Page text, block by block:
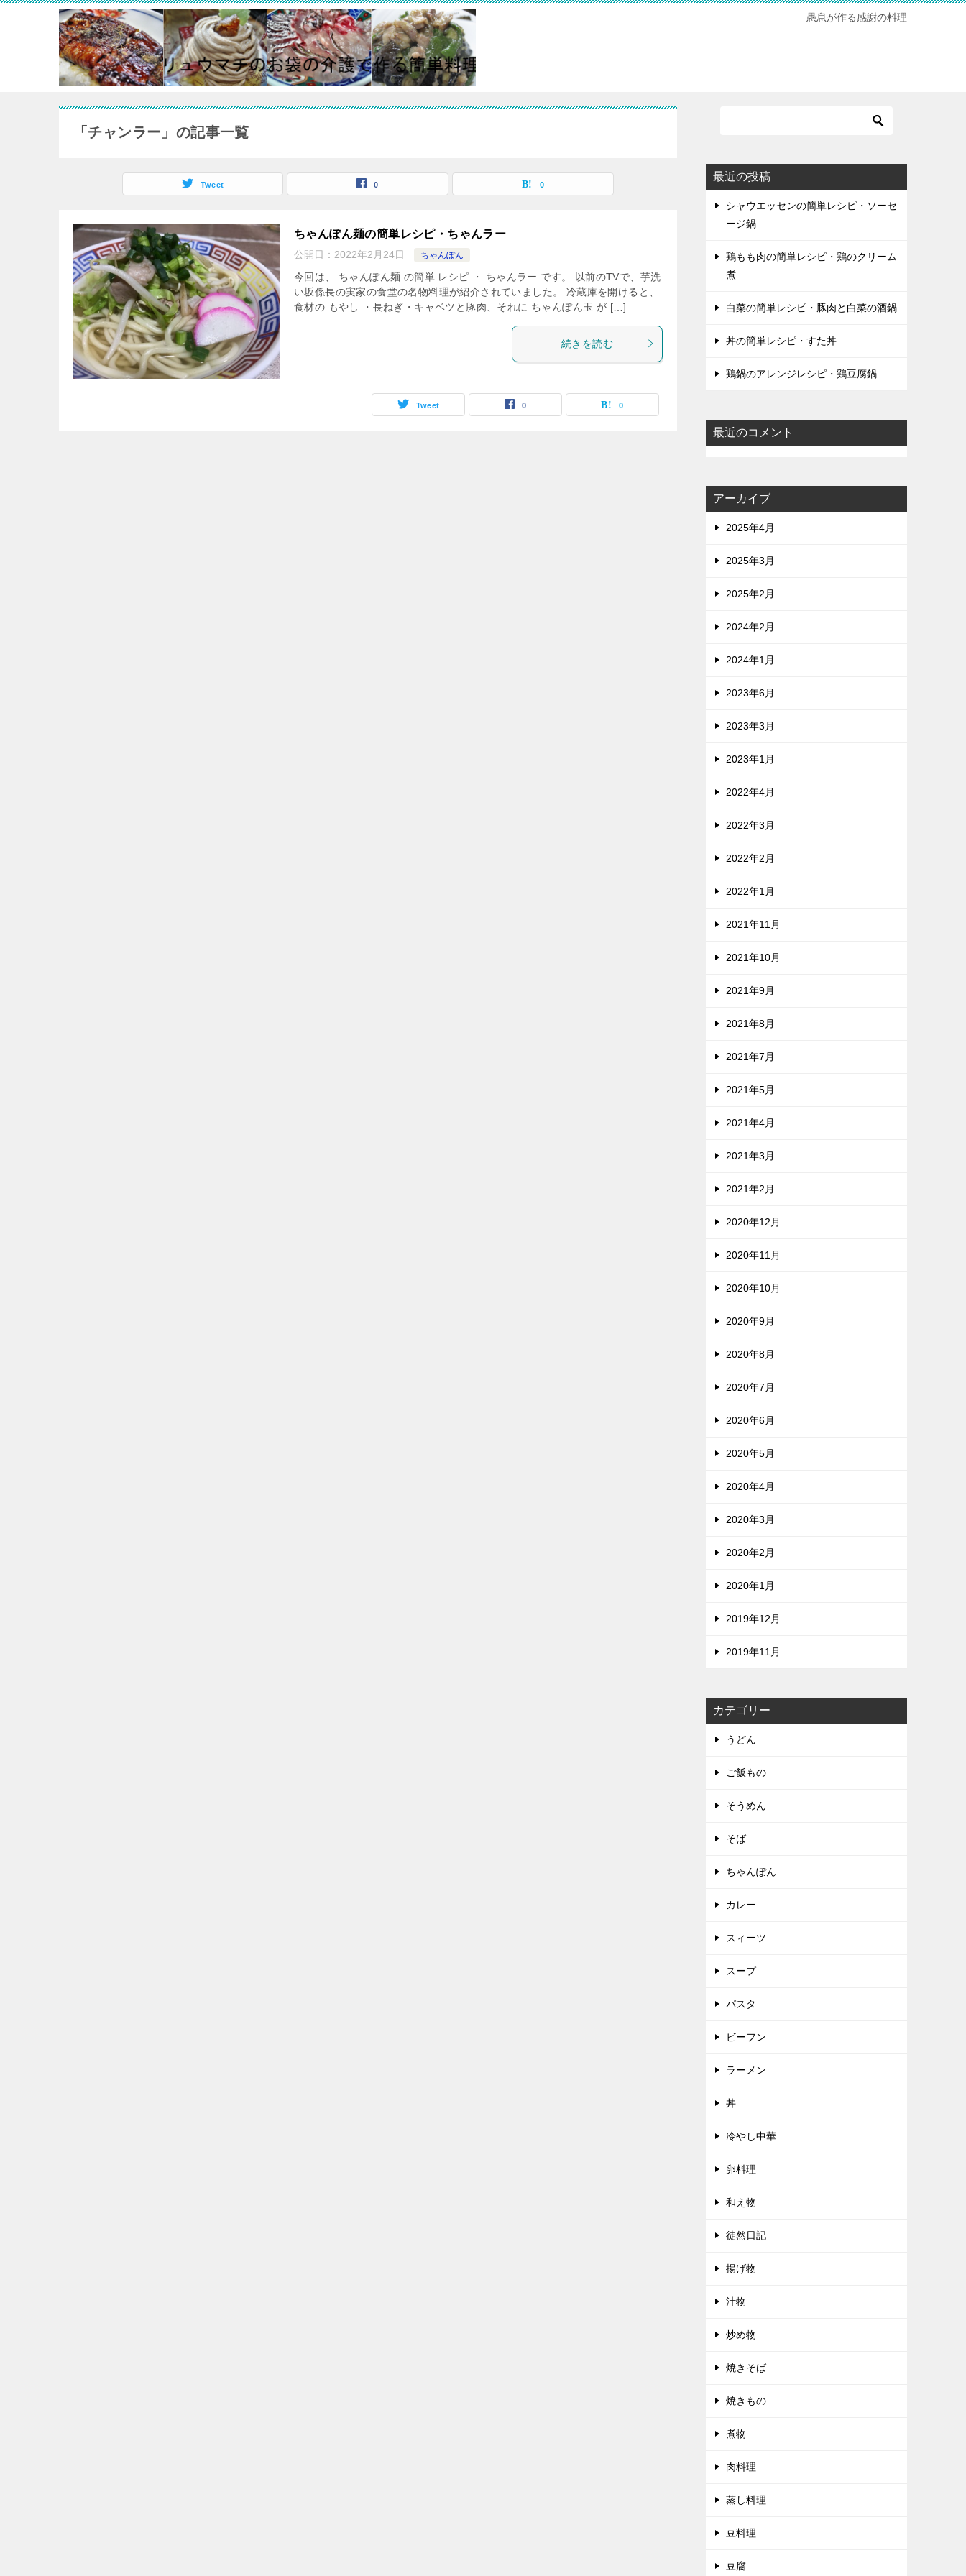
愚息が作る感謝の料理
「チャンラー」の記事一覧
Tweet 0 0
ちゃんぽん麺の簡単レシピ・ちゃんラー
公開日： 2022年2月24日 ちゃんぽん
今回は、 ちゃんぽん麺 の簡単 レシピ ・ ちゃんラー です。 以前のTVで、芋洗
い坂係長の実家の食堂の名物料理が紹介されていました。 冷蔵庫を開けると、
食材の もやし ・長ねぎ・キャベツと豚肉、それに ちゃんぽん玉 が […]
続きを読む
Tweet 0 0
最近の投稿
シャウエッセンの簡単レシピ・ソーセ
ージ鍋
鶏もも肉の簡単レシピ・鶏のクリーム
煮
白菜の簡単レシピ・豚肉と白菜の酒鍋
丼の簡単レシピ・すた丼
鶏鍋のアレンジレシピ・鶏豆腐鍋
最近のコメント
アーカイブ
2025年4月
2025年3月
2025年2月
2024年2月
2024年1月
2023年6月
2023年3月
2023年1月
2022年4月
2022年3月
2022年2月
2022年1月
2021年11月
2021年10月
2021年9月
2021年8月
2021年7月
2021年5月
2021年4月
2021年3月
2021年2月
2020年12月
2020年11月
2020年10月
2020年9月
2020年8月
2020年7月
2020年6月
2020年5月
2020年4月
2020年3月
2020年2月
2020年1月
2019年12月
2019年11月
カテゴリー
うどん
ご飯もの
そうめん
そば
ちゃんぽん
カレー
スィーツ
スープ
パスタ
ビーフン
ラーメン
丼
冷やし中華
卵料理
和え物
徒然日記
揚げ物
汁物
炒め物
焼きそば
焼きもの
煮物
肉料理
蒸し料理
豆料理
豆腐